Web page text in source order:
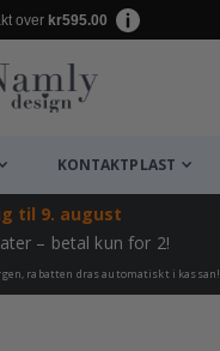
over kr595.00
KONTAKTPLAST
til 9. august
– betal kun for 2!
rabatten dras automatiskt i kassan!